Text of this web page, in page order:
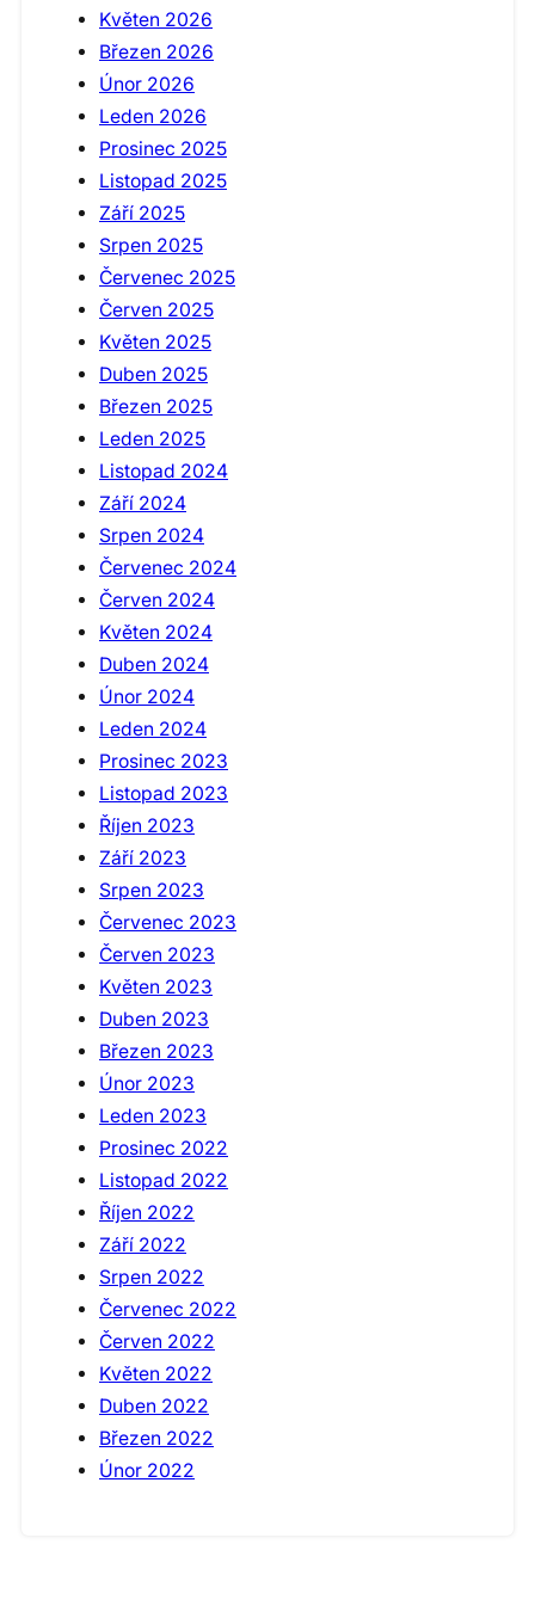
Květen 2026
Březen 2026
Únor 2026
Leden 2026
Prosinec 2025
Listopad 2025
Září 2025
Srpen 2025
Červenec 2025
Červen 2025
Květen 2025
Duben 2025
Březen 2025
Leden 2025
Listopad 2024
Září 2024
Srpen 2024
Červenec 2024
Červen 2024
Květen 2024
Duben 2024
Únor 2024
Leden 2024
Prosinec 2023
Listopad 2023
Říjen 2023
Září 2023
Srpen 2023
Červenec 2023
Červen 2023
Květen 2023
Duben 2023
Březen 2023
Únor 2023
Leden 2023
Prosinec 2022
Listopad 2022
Říjen 2022
Září 2022
Srpen 2022
Červenec 2022
Červen 2022
Květen 2022
Duben 2022
Březen 2022
Únor 2022